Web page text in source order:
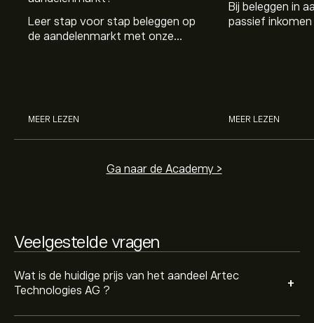
Leer stap voor stap beleggen op
de aandelenmarkt met onze
MEER LEZEN
Bij beleggen in
passief
MEER LEZEN
Ga naar de Academy >
Veelgestelde vragen
Wat is de huidige prijs van het aandeel Artec
Technologies AG ?
+
Analisten bieden voorspellingen voor Artec
voorspelling voor toekomstige koersbewegingen.